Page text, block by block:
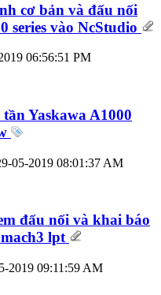
cơ bản và đấu nối
series vào NcStudio
06:56:51 PM
Yaskawa A1000
05-2019 08:01:37 AM
đấu nối và khai báo
lpt
2019 09:11:59 AM